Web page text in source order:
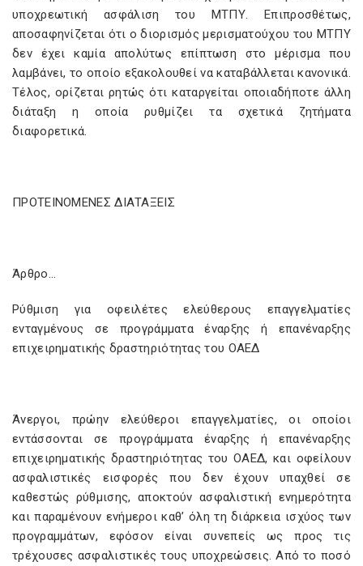
υποχρεωτική ασφάλιση του ΜΤΠΥ. Επιπροσθέτως,
αποσαφηνίζεται ότι ο διορισμός μερισματούχου του ΜΤΠΥ
δεν έχει καμία απολύτως επίπτωση στο μέρισμα που
λαμβάνει, το οποίο εξακολουθεί να καταβάλλεται κανονικά.
Τέλος, ορίζεται ρητώς ότι καταργείται οποιαδήποτε άλλη
διάταξη η οποία ρυθμίζει τα σχετικά ζητήματα
διαφορετικά.
ΠΡΟΤΕΙΝΟΜΕΝΕΣ ΔΙΑΤΑΞΕΙΣ
Άρθρο…
Ρύθμιση για οφειλέτες ελεύθερους επαγγελματίες
ενταγμένους σε προγράμματα έναρξης ή επανέναρξης
επιχειρηματικής δραστηριότητας του ΟΑΕΔ
Άνεργοι, πρώην ελεύθεροι επαγγελματίες, οι οποίοι
εντάσσονται σε προγράμματα έναρξης ή επανέναρξης
επιχειρηματικής δραστηριότητας του ΟΑΕΔ, και οφείλουν
ασφαλιστικές εισφορές που δεν έχουν υπαχθεί σε
καθεστώς ρύθμισης, αποκτούν ασφαλιστική ενημερότητα
και παραμένουν ενήμεροι καθ’ όλη τη διάρκεια ισχύος των
προγραμμάτων, εφόσον είναι συνεπείς ως προς τις
τρέχουσες ασφαλιστικές τους υποχρεώσεις. Από το ποσό